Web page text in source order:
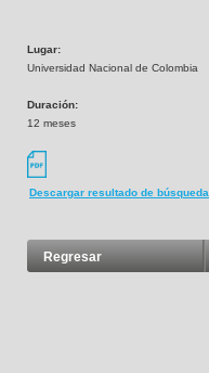
Lugar:
Universidad Nacional de Colombia
Duración:
12 meses
Descargar resultado de búsqueda
Regresar